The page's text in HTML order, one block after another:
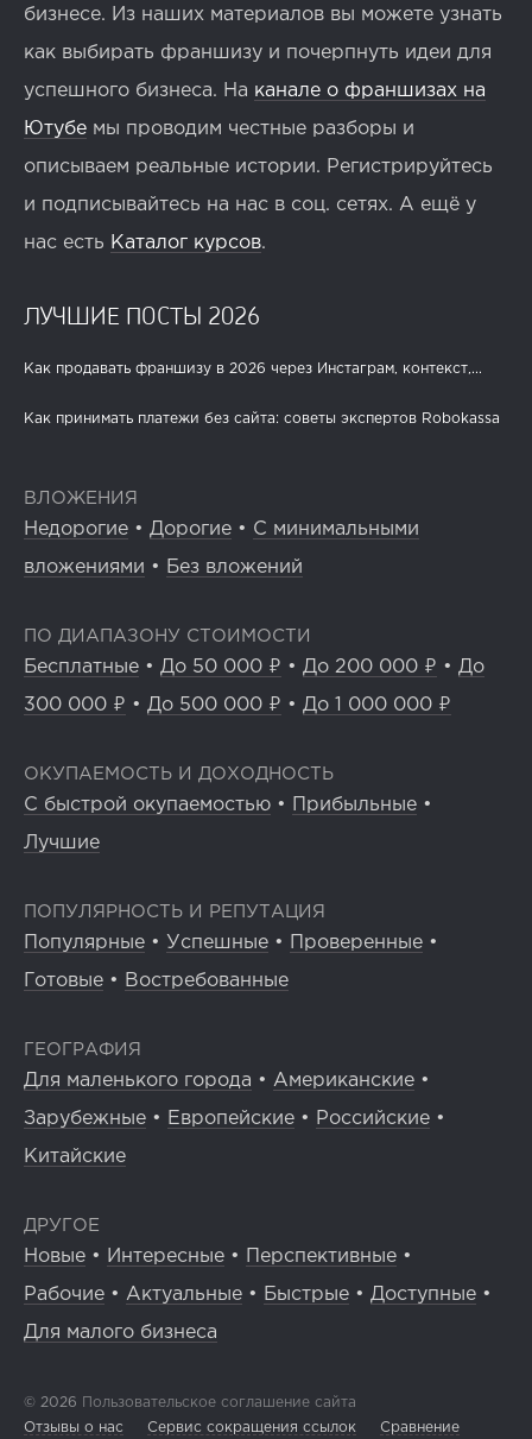
бизнесе. Из наших материалов вы можете узнать
как выбирать франшизу и почерпнуть идеи для
успешного бизнеса. На канале о франшизах на
Ютубе мы проводим честные разборы и
описываем реальные истории. Регистрируйтесь
и подписывайтесь на нас в соц. сетях. А ещё у
нас есть Каталог курсов.
ЛУЧШИЕ ПОСТЫ 2026
Как продавать франшизу в 2026 через Инстаграм, контекст,...
Как принимать платежи без сайта: советы экспертов Robokassa
ВЛОЖЕНИЯ
Недорогие • Дорогие • С минимальными
вложениями • Без вложений
ПО ДИАПАЗОНУ СТОИМОСТИ
Бесплатные • До 50 000 ₽ • До 200 000 ₽ • До
300 000 ₽ • До 500 000 ₽ • До 1 000 000 ₽
ОКУПАЕМОСТЬ И ДОХОДНОСТЬ
С быстрой окупаемостью • Прибыльные •
Лучшие
ПОПУЛЯРНОСТЬ И РЕПУТАЦИЯ
Популярные • Успешные • Проверенные •
Готовые • Востребованные
ГЕОГРАФИЯ
Для маленького города • Американские •
Зарубежные • Европейские • Российские •
Китайские
ДРУГОЕ
Новые • Интересные • Перспективные •
Рабочие • Актуальные • Быстрые • Доступные •
Для малого бизнеса
© 2026 Пользовательское соглашение сайта
Отзывы о нас
Сервис сокращения ссылок Сравнение